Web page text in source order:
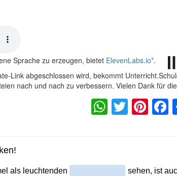
Sprache zu erzeugen, bietet ElevenLabs.io*.
Link abgeschlossen wird, bekommt
nach und nach zu verbessern. Vielen Dank für
Twitter